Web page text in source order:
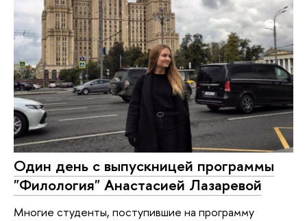
Один день с выпускницей программы
"Филология" Анастасией Лазаревой
Многие студенты, поступившие на программу